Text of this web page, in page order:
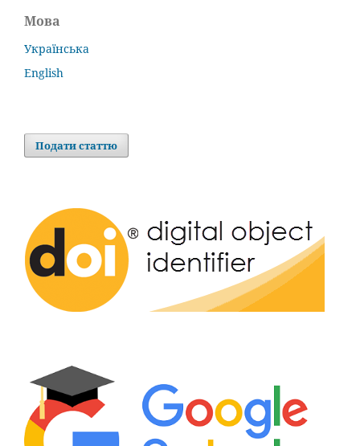
Мова
Українська
English
Подати статтю